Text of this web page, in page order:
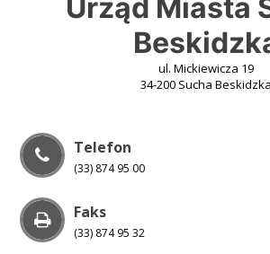
Urząd Miasta
ul. Mickiewicza 19
34-200 Sucha Beskidzka
Telefon
(33) 874 95 00
Faks
(33) 874 95 32